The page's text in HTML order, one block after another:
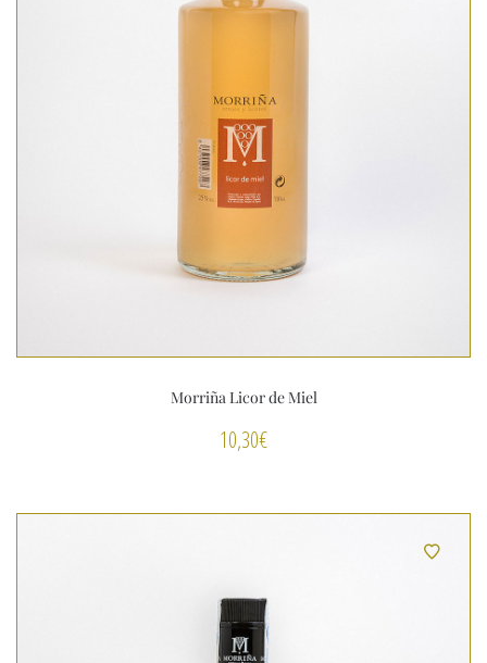
Morriña Licor de Miel
10,30€